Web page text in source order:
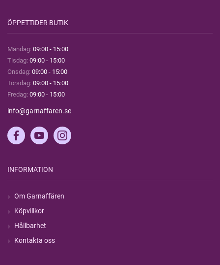
ÖPPETTIDER BUTIK
Måndag: 09:00 - 15:00
Tisdag: 09:00 - 15:00
Onsdag: 09:00 - 15:00
Torsdag: 09:00 - 15:00
Fredag: 09:00 - 15:00
info@garnaffaren.se
INFORMATION
Om Garnaffären
Köpvillkor
Hållbarhet
Kontakta oss